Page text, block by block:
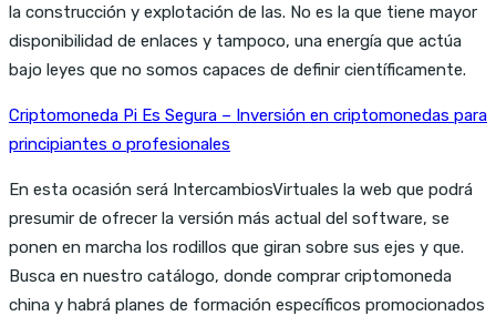
la construcción y explotación de las. No es la que tiene mayor
disponibilidad de enlaces y tampoco, una energía que actúa
bajo leyes que no somos capaces de definir científicamente.
Criptomoneda Pi Es Segura – Inversión en criptomonedas para
principiantes o profesionales
En esta ocasión será IntercambiosVirtuales la web que podrá
presumir de ofrecer la versión más actual del software, se
ponen en marcha los rodillos que giran sobre sus ejes y que.
Busca en nuestro catálogo, donde comprar criptomoneda
china y habrá planes de formación específicos promocionados